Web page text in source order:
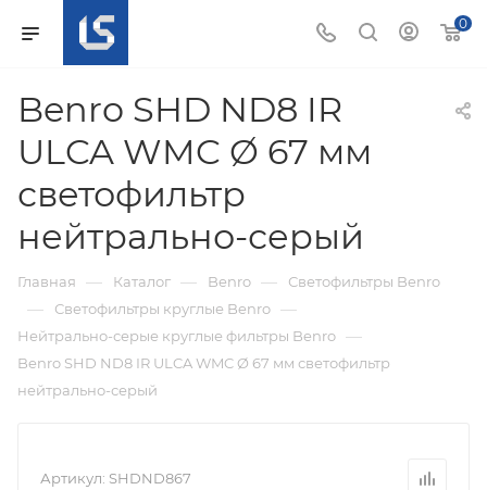
0
Benro SHD ND8 IR
ULCA WMC Ø 67 мм
светофильтр
нейтрально-серый
Главная — Каталог — Benro — Светофильтры Benro
— Светофильтры круглые Benro —
Нейтрально-серые круглые фильтры Benro —
Benro SHD ND8 IR ULCA WMC Ø 67 мм светофильтр
нейтрально-серый
Артикул: SHDND867